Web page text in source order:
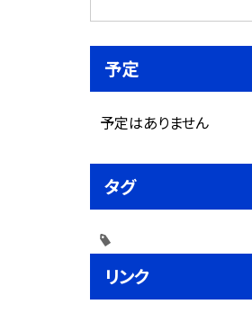
予定
予定はありません
タグ
リンク